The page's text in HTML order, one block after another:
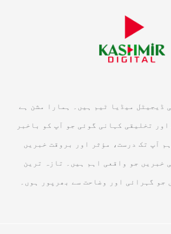
ڈیجیٹل میڈیا ٹیم ہیں۔ ہمارا مشن ہے
تخلیقی کہانی گوئی جو آپ کو باخبر
آپ تک درست، مؤثر اور بروقت خبریں
خبریں جو واقعی اہم ہیں۔ تازہ ترین
جو گہرائی اور وضاحت سے بھرپور ہوں۔